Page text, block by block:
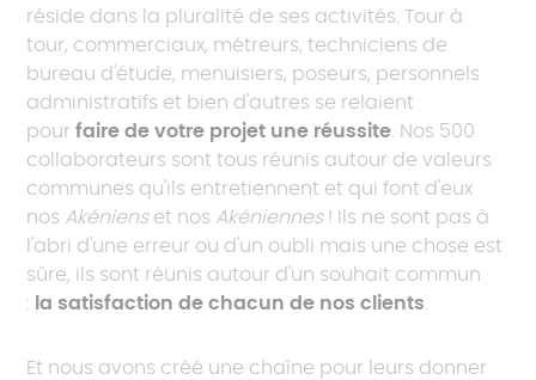
réside dans la pluralité de ses activités. Tour à
tour, commerciaux, métreurs, techniciens de
bureau d'étude, menuisiers, poseurs, personnels
administratifs et bien d'autres se relaient
pourfaire de votre projet une réussite. Nos 500
collaborateurs sont tous réunis autour de valeurs
communes qu'ils entretiennent et qui font d'eux
nos Akénienset nos Akéniennes! Ils ne sont pas à
l'abri d'une erreur ou d'un oubli mais une chose est
sûre, ils sont réunis autour d'un souhait commun
: la satisfaction de chacun de nos clients.
Et nous avons créé une chaîne pour leurs donner